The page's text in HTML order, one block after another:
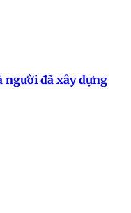
người đã xây dựng